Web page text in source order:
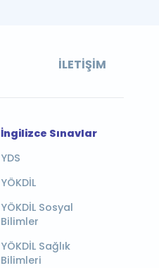
İLETIŞIM
İngilizce Sınavlar
YDS
YÖKDİL
YÖKDİL Sosyal
Bilimler
YÖKDİL Sağlık
Bilimleri